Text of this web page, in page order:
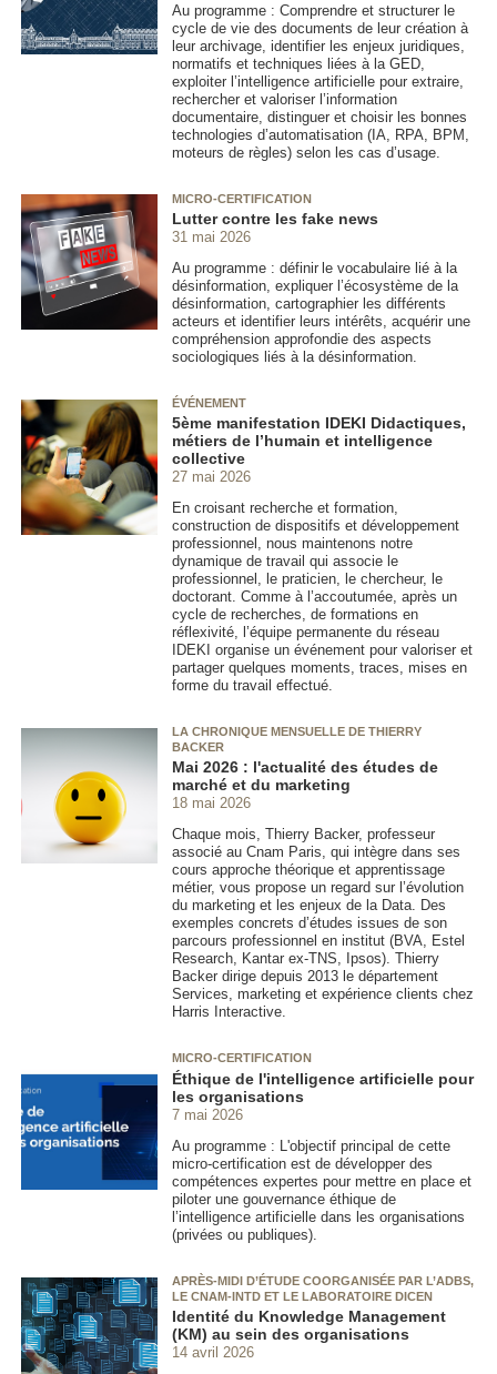
Au programme : Comprendre et structurer le
cycle de vie des documents de leur création à
leur archivage, identifier les enjeux juridiques,
normatifs et techniques liées à la GED,
exploiter l’intelligence artificielle pour extraire,
rechercher et valoriser l’information
documentaire, distinguer et choisir les bonnes
technologies d’automatisation (IA, RPA, BPM,
moteurs de règles) selon les cas d’usage.
MICRO-CERTIFICATION
Lutter contre les fake news
31 mai 2026
Au programme : définir le vocabulaire lié à la
désinformation, expliquer l’écosystème de la
désinformation, cartographier les différents
acteurs et identifier leurs intérêts, acquérir une
compréhension approfondie des aspects
sociologiques liés à la désinformation.
ÉVÉNEMENT
5ème manifestation IDEKI Didactiques,
métiers de l’humain et intelligence
collective
27 mai 2026
En croisant recherche et formation,
construction de dispositifs et développement
professionnel, nous maintenons notre
dynamique de travail qui associe le
professionnel, le praticien, le chercheur, le
doctorant. Comme à l’accoutumée, après un
cycle de recherches, de formations en
réflexivité, l’équipe permanente du réseau
IDEKI organise un événement pour valoriser et
partager quelques moments, traces, mises en
forme du travail effectué.
LA CHRONIQUE MENSUELLE DE THIERRY
BACKER
Mai 2026 : l'actualité des études de
marché et du marketing
18 mai 2026
Chaque mois, Thierry Backer, professeur
associé au Cnam Paris, qui intègre dans ses
cours approche théorique et apprentissage
métier, vous propose un regard sur l’évolution
du marketing et les enjeux de la Data. Des
exemples concrets d’études issues de son
parcours professionnel en institut (BVA, Estel
Research, Kantar ex-TNS, Ipsos). Thierry
Backer dirige depuis 2013 le département
Services, marketing et expérience clients chez
Harris Interactive.
MICRO-CERTIFICATION
Éthique de l'intelligence artificielle pour
les organisations
7 mai 2026
Au programme : L'objectif principal de cette
micro-certification est de développer des
compétences expertes pour mettre en place et
piloter une gouvernance éthique de
l’intelligence artificielle dans les organisations
(privées ou publiques).
APRÈS-MIDI D’ÉTUDE COORGANISÉE PAR L’ADBS,
LE CNAM-INTD ET LE LABORATOIRE DICEN
Identité du Knowledge Management
(KM) au sein des organisations
14 avril 2026